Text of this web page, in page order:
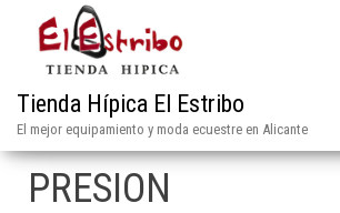
Tienda Hípica El Estribo
El mejor equipamiento y moda ecuestre en Alicante
PRESION